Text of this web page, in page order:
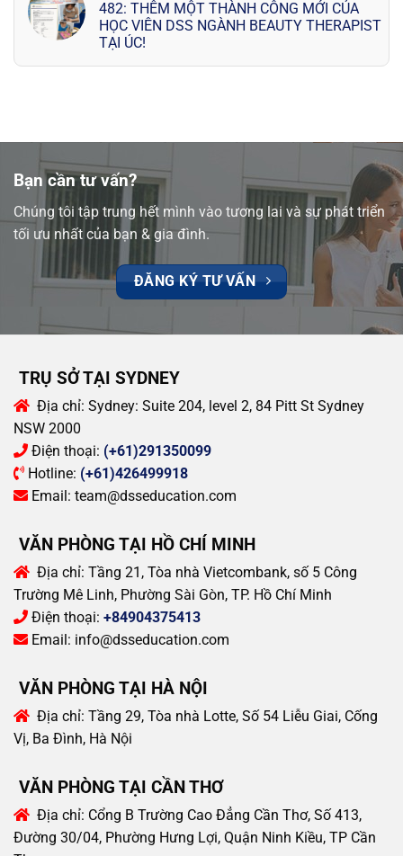
482: THÊM MỘT THÀNH CÔNG MỚI CỦA
HỌC VIÊN DSS NGÀNH BEAUTY THERAPIST
TẠI ÚC!
Bạn cần tư vấn?
Chúng tôi tập trung hết mình vào tương lai và sự phát triển
tối ưu nhất của bạn & gia đình.
ĐĂNG KÝ TƯ VẤN
TRỤ SỞ TẠI SYDNEY
Địa chỉ: Sydney: Suite 204, level 2, 84 Pitt St Sydney
NSW 2000
Điện thoại: (+61)291350099
Hotline: (+61)426499918
Email: team@dsseducation.com
VĂN PHÒNG TẠI HỒ CHÍ MINH
Địa chỉ: Tầng 21, Tòa nhà Vietcombank, số 5 Công
Trường Mê Linh, Phường Sài Gòn, TP. Hồ Chí Minh
Điện thoại: +84904375413
Email: info@dsseducation.com
VĂN PHÒNG TẠI HÀ NỘI
Địa chỉ: Tầng 29, Tòa nhà Lotte, Số 54 Liễu Giai, Cống
Vị, Ba Đình, Hà Nội
VĂN PHÒNG TẠI CẦN THƠ
Địa chỉ: Cổng B Trường Cao Đẳng Cần Thơ, Số 413,
Đường 30/04, Phường Hưng Lợi, Quận Ninh Kiều, TP Cần